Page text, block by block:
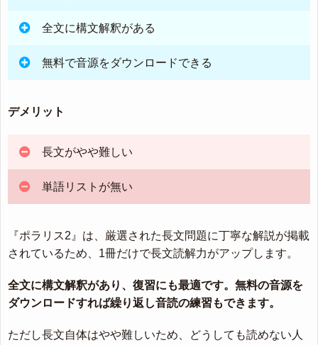
全文に構文解釈がある
無料で音源をダウンロードできる
デメリット
長文がやや難しい
単語リストが無い
『ポラリス2』は、厳選された長文問題に丁寧な解説が掲載
されているため、1冊だけで長文読解力がアップします。
全文に構文解釈があり、復習にも最適です。無料の音源を
ダウンロードすれば繰り返し音読の練習もできます。
ただし長文自体はやや難しいため、どうしても読めない人